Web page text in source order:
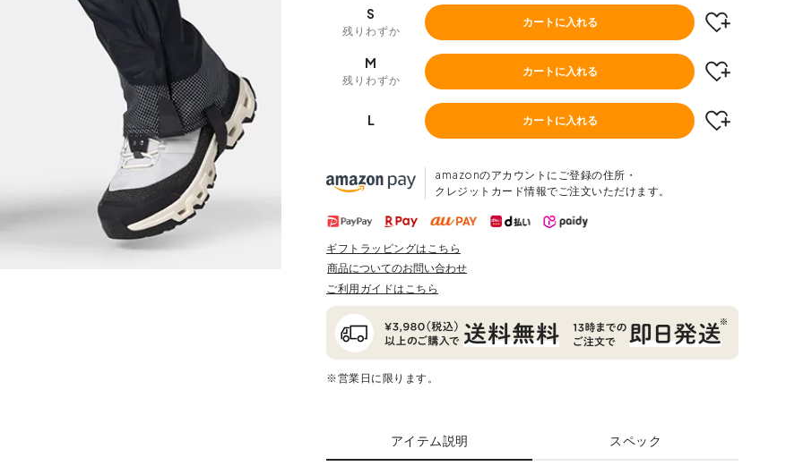
S
残りわずか
カートに入れる
M
残りわずか
カートに入れる
L カートに入れる
amazonのアカウントにご登録の住所・
クレジットカード情報でご注文いただけます。
ギフトラッピングはこちら
商品についてのお問い合わせ
ご利用ガイドはこちら
※営業日に限ります。
アイテム説明 スペック